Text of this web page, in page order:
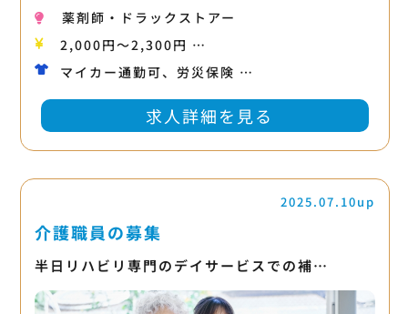
薬剤師・ドラックストアー
2,000円〜2,300円 …
マイカー通勤可、労災保険 …
求人詳細を見る
2025.07.10up
介護職員の募集
半日リハビリ専門のデイサービスでの補…